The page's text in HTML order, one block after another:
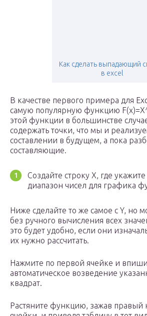
Как сделать выпадающий
в excel
В качестве первого примера для
самую популярную функцию
этой функции в большинстве
содержать точки, что мы и
составлении в будущем, а пока
составляющие.
Создайте строку X, где
диапазон чисел для графика
Ниже сделайте то же самое с Y, но
без ручного вычисления всех
это будет удобно, если они
их нужно рассчитать.
Нажмите по первой ячейке и
автоматическое возведение
квадрат.
Растяните функцию, зажав правый